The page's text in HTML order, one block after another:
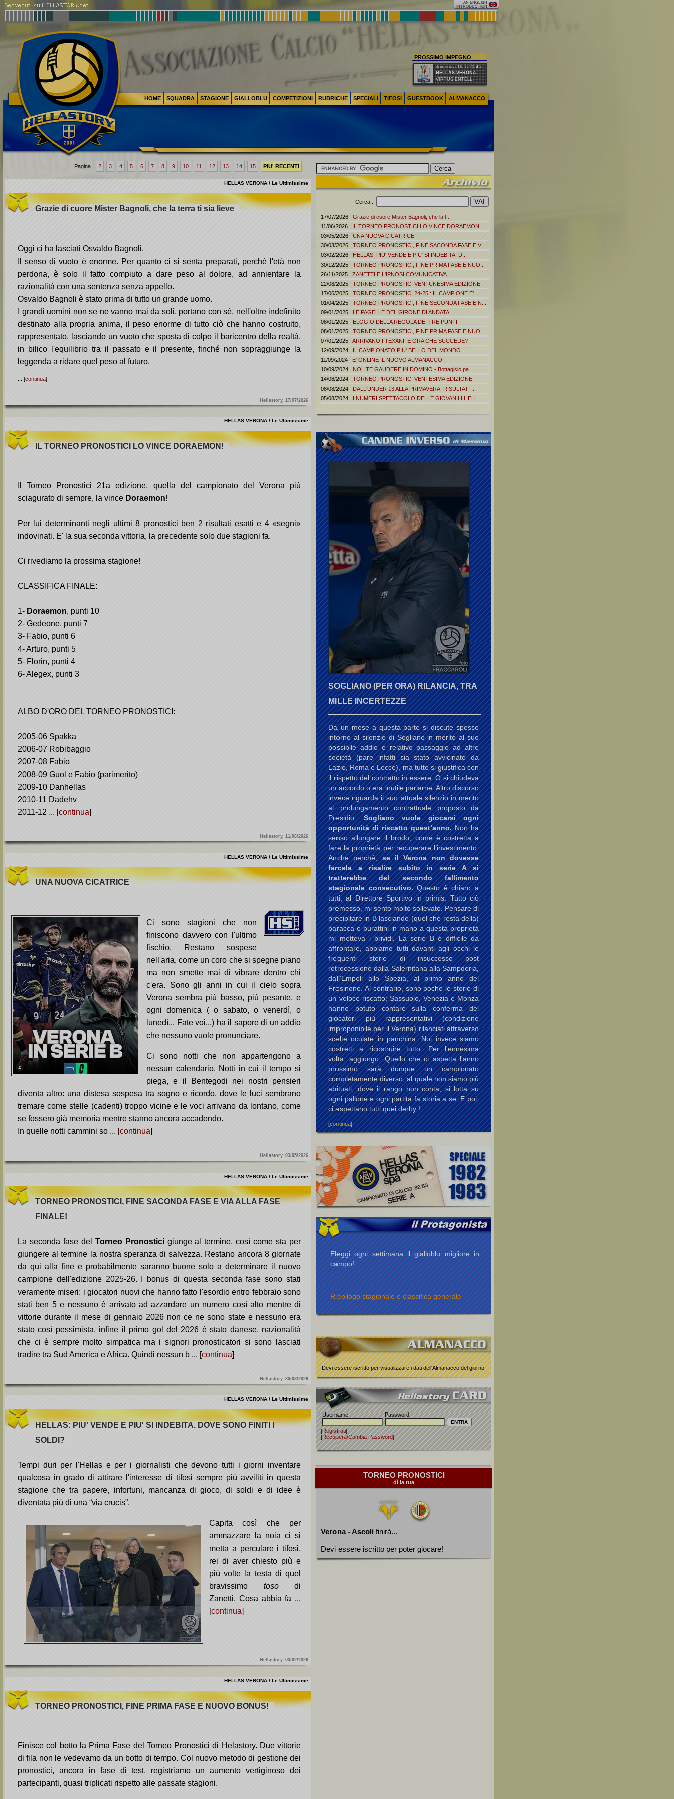
PROSSIMO IMPEGNO
domenica 16, h 20:45
HELLAS VERONA
VIRTUS ENTELL.
Pagina 2 3 4 5 6 7 8 9 10 11 12 13 14 15 PIU' RECENTI
HELLAS VERONA / Le Ultimissime
Grazie di cuore Mister Bagnoli, che la terra ti sia lieve
Oggi ci ha lasciati Osvaldo Bagnoli.
Il senso di vuoto è enorme. Per quanto ci si senta preparati, perché l'età non
perdona, è solo il fatto compiuto a dare peso al dolore, ad annientare la
razionalità con una sentenza senza appello.
Osvaldo Bagnoli è stato prima di tutto un grande uomo.
I grandi uomini non se ne vanno mai da soli, portano con sé, nell'oltre indefinito
destinato alla propria anima, il peso enorme di tutto ciò che hanno costruito,
rappresentato, lasciando un vuoto che sposta di colpo il baricentro della realtà,
in bilico l'equilibrio tra il passato e il presente, finché non sopraggiunge la
leggenda a ridare quel peso al futuro.
... [continua]
Hellastory, 17/07/2026
HELLAS VERONA / Le Ultimissime
IL TORNEO PRONOSTICI LO VINCE DORAEMON!
Il Torneo Pronostici 21a edizione, quella del campionato del Verona più
sciagurato di sempre, la vince Doraemon!
Per lui determinanti negli ultimi 8 pronostici ben 2 risultati esatti e 4 «segni»
indovinati. E' la sua seconda vittoria, la precedente solo due stagioni fa.
Ci rivediamo la prossima stagione!
CLASSIFICA FINALE:
1- Doraemon, punti 10
2- Gedeone, punti 7
3- Fabio, punti 6
4- Arturo, punti 5
5- Florin, punti 4
6- Alegex, punti 3
ALBO D'ORO DEL TORNEO PRONOSTICI:
2005-06 Spakka
2006-07 Robibaggio
2007-08 Fabio
2008-09 Guol e Fabio (parimerito)
2009-10 Danhellas
2010-11 Dadehv
2011-12 ... [ continua
Hellastory, 11/06/2026
HELLAS VERONA / Le Ultimissime
UNA NUOVA CICATRICE
Ci sono stagioni che non
finiscono davvero con l'ultimo
fischio. Restano sospese
nell'aria, come un coro che si spegne piano
ma non smette mai di vibrare dentro chi
c'era. Sono gli anni in cui il cielo sopra
Verona sembra più basso, più pesante, e
ogni domenica ( o sabato, o venerdì, o
lunedì... Fate voi...) ha il sapore di un addio
che nessuno vuole pronunciare.
Ci sono notti che non appartengono a
nessun calendario. Notti in cui il tempo si
piega, e il Bentegodi nei nostri pensieri
diventa altro: una distesa sospesa tra sogno e ricordo, dove le luci sembrano
tremare come stelle (cadenti) troppo vicine e le voci arrivano da lontano, come
se fossero già memoria mentre stanno ancora accadendo.
In quelle notti cammini so ... [continua]
Hellastory, 03/05/2026
HELLAS VERONA / Le Ultimissime
TORNEO PRONOSTICI, FINE SACONDA FASE E VIA ALLA FASE
FINALE!
La seconda fase del Torneo Pronosticigiunge al termine, così come sta per
giungere al termine la nostra speranza di salvezza. Restano ancora 8 giornate
da qui alla fine e probabilmente saranno buone solo a determinare il nuovo
campione dell'edizione 2025-26. I bonus di questa seconda fase sono stati
veramente miseri: i giocatori nuovi che hanno fatto l'esordio entro febbraio sono
stati ben 5 e nessuno è arrivato ad azzardare un numero così alto mentre di
vittorie durante il mese di gennaio 2026 non ce ne sono state e nessuno era
stato così pessimista, infine il primo gol del 2026 è stato danese, nazionalità
che ci è sempre molto simpatica ma i signori pronosticatori si sono lasciati
tradire tra Sud America e Africa. Quindi nessun b ... [continua]
Hellastory, 30/03/2026
HELLAS VERONA / Le Ultimissime
HELLAS: PIU' VENDE E PIU' SI INDEBITA. DOVE SONO FINITI I
SOLDI?
Tempi duri per l'Hellas e per i giornalisti che devono tutti i giorni inventare
qualcosa in grado di attirare l'interesse di tifosi sempre più avviliti in questa
stagione che tra papere, infortuni, mancanza di gioco, di soldi e di idee è
diventata più di una “via crucis”.
Capita così che per
ammazzare la noia ci si
metta a perculare i tifosi,
rei di aver chiesto più e
più volte la testa di quel
bravissimo tosodi
Zanetti. Cosa abbia fa ...
[continua]
Hellastory, 03/02/2026
HELLAS VERONA / Le Ultimissime
TORNEO PRONOSTICI, FINE PRIMA FASE E NUOVO BONUS!
Finisce col botto la Prima Fase del Torneo Pronostici di Helastory. Due vittorie
di fila non le vedevamo da un botto di tempo. Col nuovo metodo di gestione dei
pronostici, ancora in fase di test, registriamo un aumento vertiginoso dei
partecipanti, quasi triplicati rispetto alle passate stagioni.
Cerca...
17/07/2026 Grazie di cuore Mister Bagnoli, che la t...
11/06/2026 IL TORNEO PRONOSTICI LO VINCE DORAEMON!
03/05/2026 UNA NUOVA CICATRICE
30/03/2026 TORNEO PRONOSTICI, FINE SACONDA FASE E V...
03/02/2026 HELLAS: PIU' VENDE E PIU' SI INDEBITA. D...
30/12/2025 TORNEO PRONOSTICI, FINE PRIMA FASE E NUO...
26/11/2025 ZANETTI E L'IPNOSI COMUNICATIVA
22/08/2025 TORNEO PRONOSTICI VENTUNESIMA EDIZIONE!
17/06/2025 TORNEO PRONOSTICI 24-25 : IL CAMPIONE E'...
01/04/2025 TORNEO PRONOSTICI, FINE SECONDA FASE E N...
09/01/2025 LE PAGELLE DEL GIRONE DI ANDATA
08/01/2025 ELOGIO DELLA REGOLA DEI TRE PUNTI
08/01/2025 TORNEO PRONOSTICI, FINE PRIMA FASE E NUO...
07/01/2025 ARRIVANO I TEXANI! E ORA CHE SUCCEDE?
12/09/2024 IL CAMPIONATO PIU' BELLO DEL MONDO
11/09/2024 E' ONLINE IL NUOVO ALMANACCO!
10/09/2024 NOLITE GAUDERE IN DOMINO - Bottagisio pa...
14/08/2024 TORNEO PRONOSTICI VENTESIMA EDIZIONE!
08/08/2024 DALL'UNDER 13 ALLA PRIMAVERA: RISULTATI ...
05/08/2024 I NUMERI SPETTACOLO DELLE GIOVANILI HELL...
SOGLIANO (PER ORA) RILANCIA, TRA
MILLE INCERTEZZE
Da un mese a questa parte si discute spesso
intorno al silenzio di Sogliano in merito al suo
possibile addio e relativo passaggio ad altre
società (pare infatti sia stato avvicinato da
Lazio, Roma e Lecce), ma tutto si giustifica con
il rispetto del contratto in essere. O si chiudeva
un accordo o era inutile parlarne. Altro discorso
invece riguarda il suo attuale silenzio in merito
al prolungamento contrattuale proposto da
Presidio:Sogliano vuole giocarsi ogni
opportunità di riscatto quest’anno.Non ha
senso allungare il brodo, come è costretta a
fare la proprietà per recuperare l’investimento.
Anche perché,se il Verona non dovesse
farcela a risalire subito in serie A si
tratterebbe del secondo fallimento
stagionale consecutivo.Questo è chiaro a
tutti, al Direttore Sportivo in primis. Tutto ciò
premesso, mi sento molto sollevato. Pensare di
precipitare in B lasciando (quel che resta della)
baracca e burattini in mano a questa proprietà
mi metteva i brividi. La serie B è difficile da
affrontare, abbiamo tutti davanti agli occhi le
frequenti storie di insuccesso post
retrocessione dalla Salernitana alla Sampdoria,
dall'Empoli allo Spezia, al primo anno del
Frosinone. Al contrario, sono poche le storie di
un veloce riscatto; Sassuolo, Venezia e Monza
hanno potuto contare sulla conferma dei
giocatori più rappresentativi (condizione
improponibile per il Verona) rilanciati attraverso
scelte oculate in panchina. Noi invece siamo
costretti a ricostruire tutto. Per l'ennesima
volta, aggiungo. Quello che ci aspetta l'anno
prossimo sarà dunque un campionato
completamente diverso, al quale non siamo più
abituati, dove il rango non conta, si lotta su
ogni pallone e ogni partita fa storia a se. E poi,
ci aspettano tutti quei derby !
[continua]
Eleggi ogni settimana il gialloblu migliore in
campo!
Riepilogo stagionale e classifica generale
Devi essere iscritto per visualizzare i dati dell'Almanacco del giorno
Username Password
[Registrati]
[Recupera/Cambia Password]
TORNEO PRONOSTICI
dì la tua
Verona - Ascoli finirà...
Devi essere iscritto per poter giocare!
HOME SQUADRA STAGIONE GIALLOBLU COMPETIZIONI RUBRICHE SPECIALI TIFOSI GUESTBOOK ALMANACCO